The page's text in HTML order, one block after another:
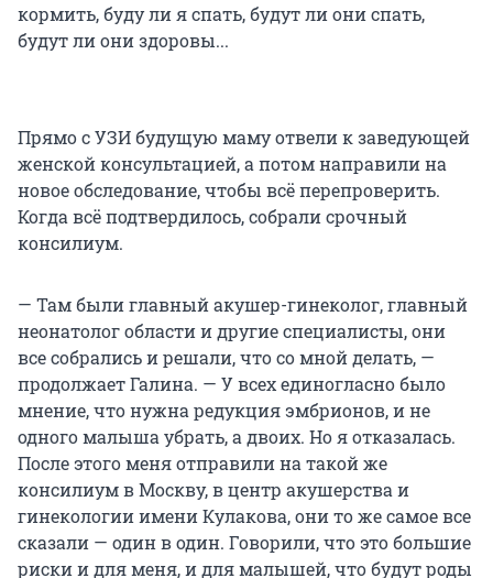
кормить, буду ли я спать, будут ли они спать,
будут ли они здоровы...
Прямо с УЗИ будущую маму отвели к заведующей
женской консультацией, а потом направили на
новое обследование, чтобы всё перепроверить.
Когда всё подтвердилось, собрали срочный
консилиум.
— Там были главный акушер-гинеколог, главный
неонатолог области и другие специалисты, они
все собрались и решали, что со мной делать, —
продолжает Галина. — У всех единогласно было
мнение, что нужна редукция эмбрионов, и не
одного малыша убрать, а двоих. Но я отказалась.
После этого меня отправили на такой же
консилиум в Москву, в центр акушерства и
гинекологии имени Кулакова, они то же самое все
сказали — один в один. Говорили, что это большие
риски и для меня, и для малышей, что будут роды